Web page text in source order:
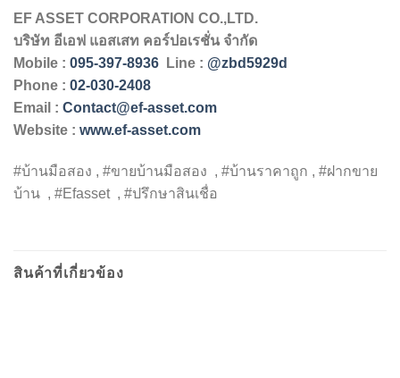
EF ASSET CORPORATION CO.,LTD.
บริษัท อีเอฟ แอสเสท คอร์ปอเรชั่น จำกัด
Mobile : 095-397-8936 Line : @zbd5929d
Phone : 02-030-2408
Email : Contact@ef-asset.com
Website : www.ef-asset.com
#บ้านมือสอง , #ขายบ้านมือสอง , #บ้านราคาถูก , #ฝากขาย
บ้าน , #Efasset , #ปรึกษาสินเชื่อ
สินค้าที่เกี่ยวข้อง